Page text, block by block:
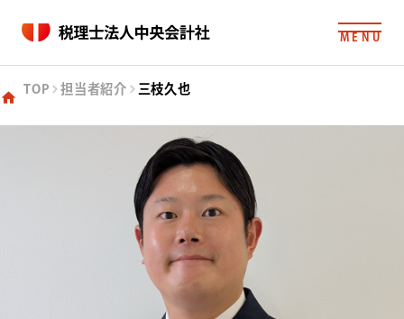
MENU
TOP 担当者紹介 三枝久也